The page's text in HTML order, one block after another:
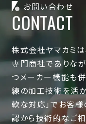
お問い合わせ
CONTACT
株式会社ヤマカミ
専門商社でありな
つメーカー機能も
練の加工技術を活か
軟な対応」でお客様
認から技術的なご